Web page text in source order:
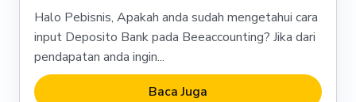
Halo Pebisnis, Apakah anda sudah mengetahui cara
input Deposito Bank pada Beeaccounting? Jika dari
pendapatan anda ingin...
Baca Juga